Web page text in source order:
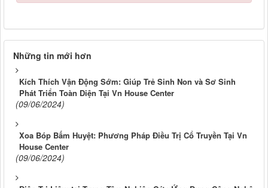
Những tin mới hơn
Kích Thích Vận Động Sớm: Giúp Trẻ Sinh Non và Sơ Sinh
Phát Triển Toàn Diện Tại Vn House Center
(09/06/2024)
Xoa Bóp Bấm Huyệt: Phương Pháp Điều Trị Cổ Truyền Tại Vn
House Center
(09/06/2024)